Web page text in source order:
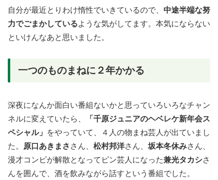
自分が最近とりわけ惰性でいきているので、 中途半端な努
力でごまかしているような気がしてます。本気にならない
といけんなあと思いました。
一つのものまねに２年かかる
深夜になんか面白い番組ないかと思っていろいろなチャン
ネルに変えていたら、
「千原ジュニアのヘベレケ新年会ス
ペシャル」
をやっていて、４人の物まね芸人が出ていまし
た。
原口あきまさ さん、 松村邦洋さん、 坂本冬休みさん、
漫才コンビが解散となってピン芸人になった兼光タカシさ
んを囲んで、酒を飲みながら話すという番組でした。